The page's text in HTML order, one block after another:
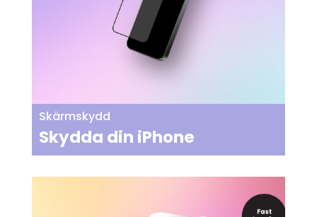
Skärmskydd
Skydda din iPhone